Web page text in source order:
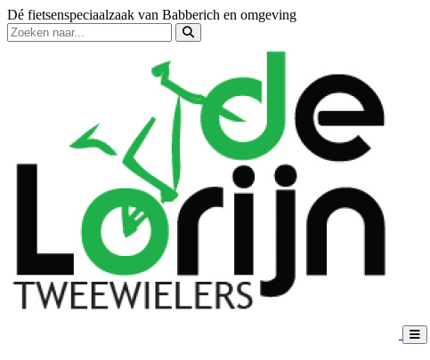
Dé fietsenspeciaalzaak van Babberich en omgeving